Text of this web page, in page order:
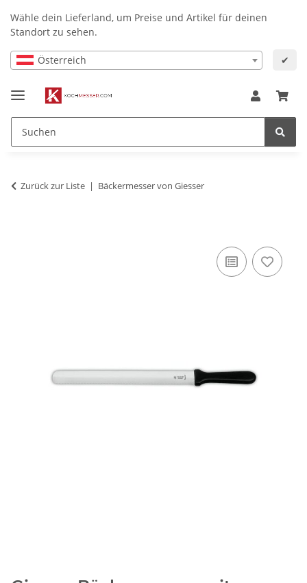
Wähle dein Lieferland, um Preise und Artikel für deinen
Standort zu sehen.
Österreich ✔
Zurück zur Liste Bäckermesser von Giesser